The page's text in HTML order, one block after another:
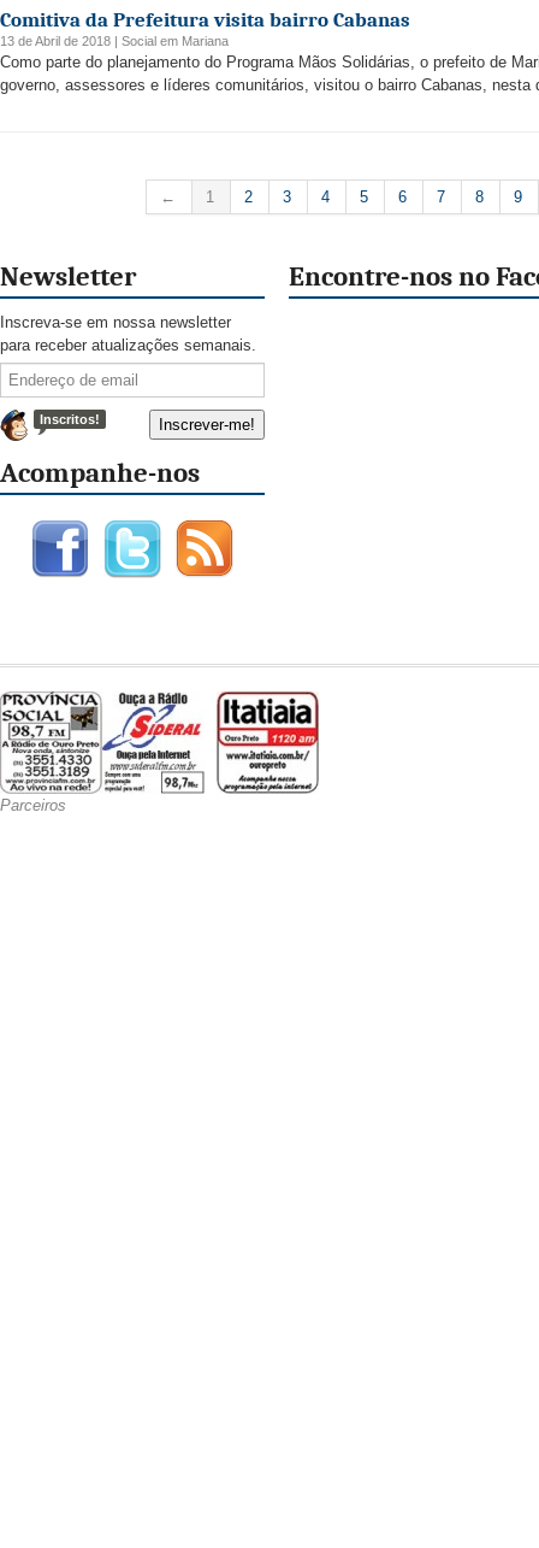
Comitiva da Prefeitura visita bairro Cabanas
13 de Abril de 2018 | Social em Mariana
Como parte do planejamento do Programa Mãos Solidárias, o prefeito de
governo, assessores e líderes comunitários, visitou o bairro Cabanas, nesta
← 1 2 3 4 5 6 7 8 9
Newsletter
Inscreva-se em nossa newsletter
para receber atualizações semanais.
Inscritos!
Acompanhe-nos
Encontre-nos no
Parceiros